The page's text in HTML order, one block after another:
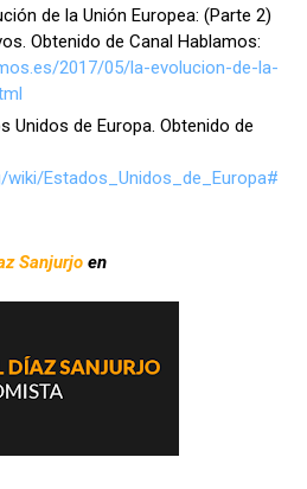
de la Unión Europea: (Parte 2)
Obtenido de Canal Hablamos:
2017/05/la-evolucion-de-la-
Unidos de Europa. Obtenido de
wiki/Estados_Unidos_de_Europa#
Sanjurjo en